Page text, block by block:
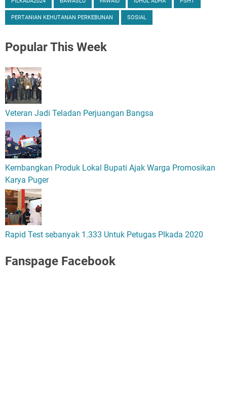
PERTANIAN KEHUTANAN PERKEBUNAN SOSIAL
PopularThis Week
Veteran Jadi Teladan Perjuangan Bangsa
Kembangkan Produk Lokal Bupati Ajak Warga Promosikan
Karya Puger
Rapid Test sebanyak 1.333 Untuk Petugas Plkada 2020
Fanspage Facebook